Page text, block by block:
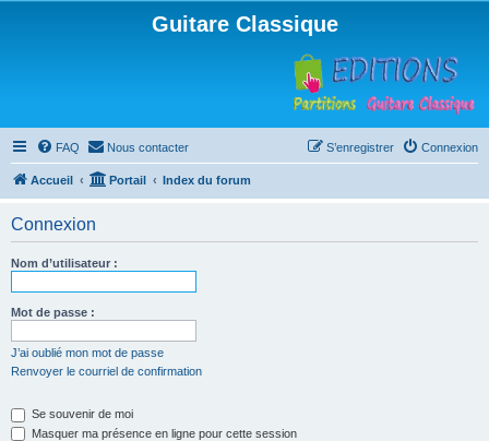
Guitare Classique
FAQ Nous contacter Connexion
S’enregistrer
Accueil Portail Index du forum
Connexion
Nom d’utilisateur :
Mot de passe :
J’ai oublié mon mot de passe
Renvoyer le courriel de confirmation
Se souvenir de moi
Masquer ma présence en ligne pour cette session